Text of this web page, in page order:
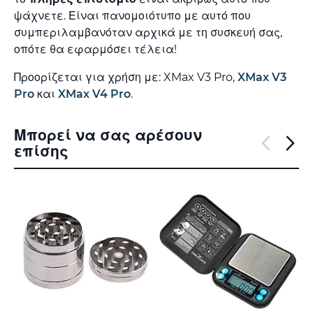
ψάχνετε. Είναι πανομοιότυπο με αυτό που
συμπεριλαμβανόταν αρχικά με τη συσκευή σας,
οπότε θα εφαρμόσει τέλεια!
Προορίζεται για χρήση με: XMax V3 Pro, XMax V3
Pro και XMax V4 Pro.
Μπορεί να σας αρέσουν
επίσης